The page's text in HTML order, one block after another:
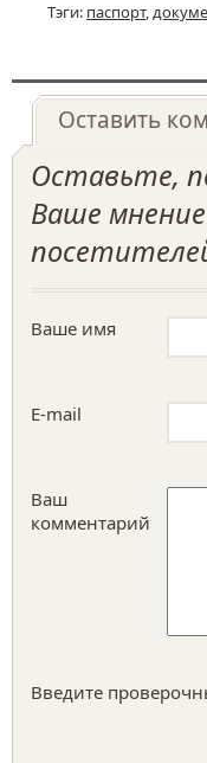
Тэги: паспорт,
Оставить
Оставьте,
Ваше
Ваше имя
E-mail
Ваш
комментарий
Введите